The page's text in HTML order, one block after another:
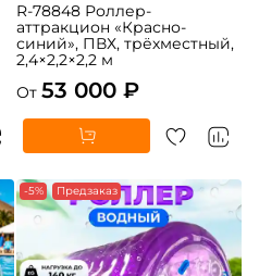
R-78848 Роллер-
аттракцион «Красно-
синий», ПВХ, трёхместный,
2,4×2,2×2,2 м
От 53 000 ₽
-5% Предзаказ